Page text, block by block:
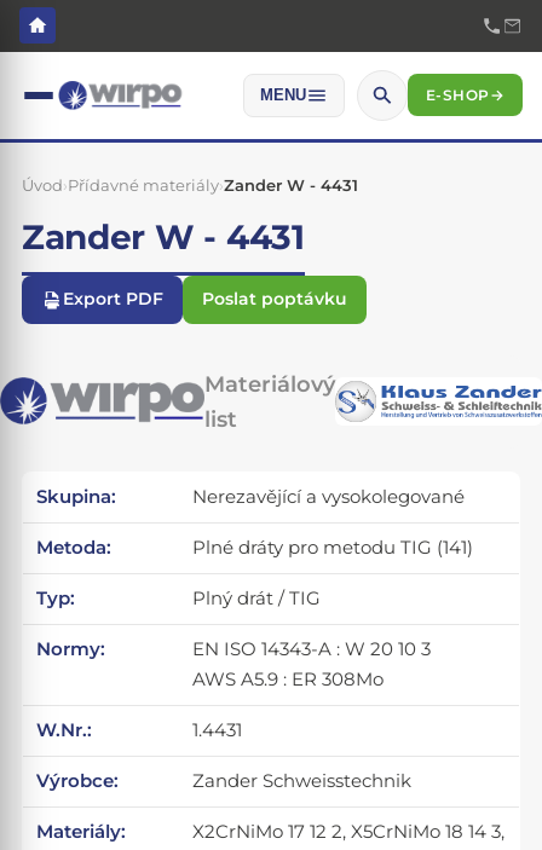
MENU E-SHOP→
Úvod›Přídavné materiály›Zander W - 4431
Zander W - 4431
Export PDF Poslat poptávku
Materiálový
list
Skupina: Nerezavějící a vysokolegované
Metoda: Plné dráty pro metodu TIG (141)
Typ: Plný drát / TIG
Normy:
EN ISO 14343-A : W 20 10 3
AWS A5.9 : ER 308Mo
W.Nr.: 1.4431
Výrobce: Zander Schweisstechnik
Materiály:
X2CrNiMo 17 12 2, X5CrNiMo 18 14 3,